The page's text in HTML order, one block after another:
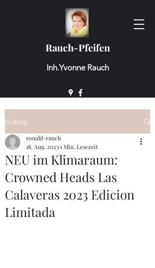
Rauch-Pfeifen
Inh.Yvonne Rauch
Beitrag
NEU im Klimaraum:
Crowned Heads Las
Calaveras 2023 Edicion
Limitada
ronald-rauch
18. Aug. 20231 Min. Lesezeit